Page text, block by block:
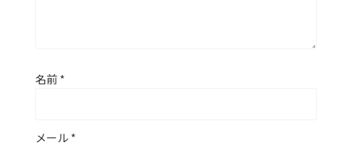
名前 *
メール *